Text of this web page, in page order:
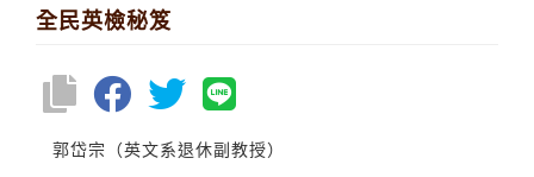
全民英檢秘笈
郭岱宗（英文系退休副教授）